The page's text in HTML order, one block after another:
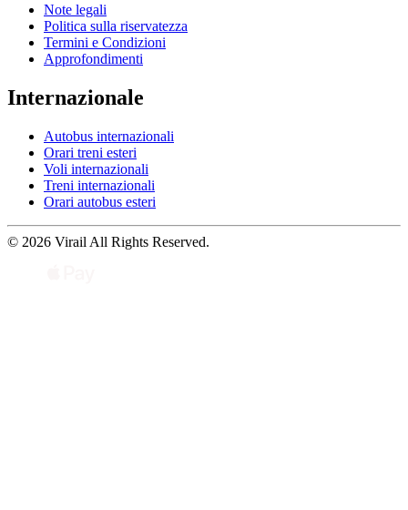
Note legali
Politica sulla riservatezza
Termini e Condizioni
Approfondimenti
Internazionale
Autobus internazionali
Orari treni esteri
Voli internazionali
Treni internazionali
Orari autobus esteri
© 2026 Virail All Rights Reserved.